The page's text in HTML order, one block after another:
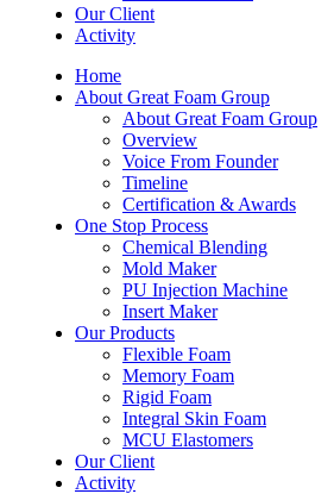
Our Client
Activity
Home
About Great Foam Group
About Great Foam Group
Overview
Voice From Founder
Timeline
Certification & Awards
One Stop Process
Chemical Blending
Mold Maker
PU Injection Machine
Insert Maker
Our Products
Flexible Foam
Memory Foam
Rigid Foam
Integral Skin Foam
MCU Elastomers
Our Client
Activity